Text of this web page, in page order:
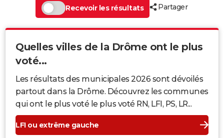
Recevoir les résultats
Partager
Quelles villes de la Drôme ont le plus
voté...
Les résultats des municipales 2026 sont dévoilés
partout dans la Drôme. Découvrez les communes
qui ont le plus voté le plus voté RN, LFI, PS, LR...
LFI ou extrême gauche